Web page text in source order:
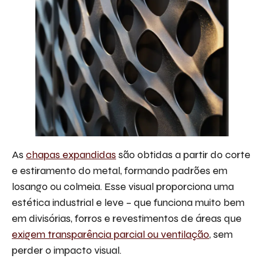
As chapas expandidas são obtidas a partir do corte
e estiramento do metal, formando padrões em
losango ou colmeia. Esse visual proporciona uma
estética industrial e leve – que funciona muito bem
em divisórias, forros e revestimentos de áreas que
exigem transparência parcial ou ventilação, sem
perder o impacto visual.